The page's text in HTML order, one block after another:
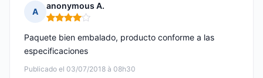
A
anonymous A.
Nota: 4 de 5
Publicado el 03/07/2018 à 08h30
Paquete bien embalado, producto conforme a las
especificaciones